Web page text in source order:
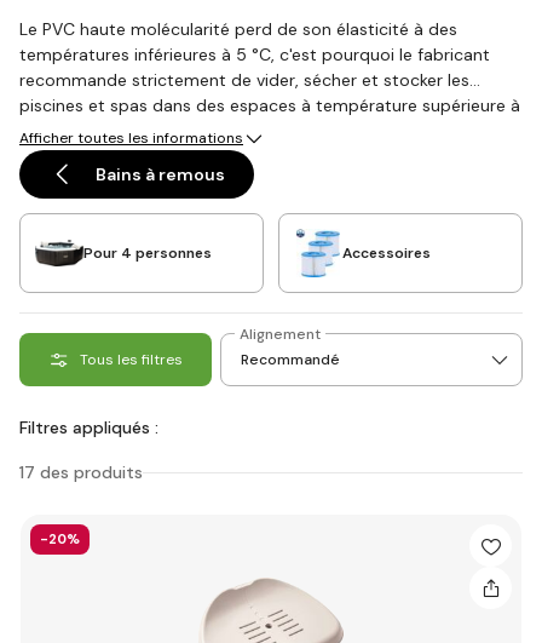
Le PVC haute molécularité perd de son élasticité à des
températures inférieures à 5 °C, c'est pourquoi le fabricant
recommande strictement de vider, sécher et stocker les
piscines et spas dans des espaces à température supérieure à
15 °C avant l'hiver. Le gel provoque des microfissures dans les
pliures. Stockez dans un endroit sec et chaud.
Afficher toutes les informations
Bains à remous
Pour 4 personnes Accessoires
Tous les filtres
Alignement
Filtres appliqués :
17 des produits
-20%